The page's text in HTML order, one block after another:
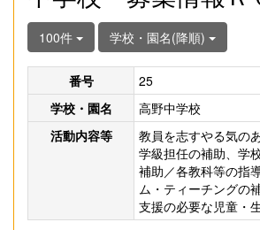
100件 学校・園名(降順)
番号
25
学校・園名
高野中学校
活動内容等
教員を志すやる気の
学級担任の補助、学
補助／各教科等の指
ム・ティーチングの
支援の必要な児童・